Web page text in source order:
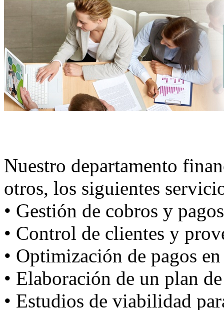
Nuestro departamento
otros, los siguientes
• Gestión de cobros y pagos
• Control de clientes y
• Optimización de pagos
• Elaboración de un plan
• Estudios de viabilidad